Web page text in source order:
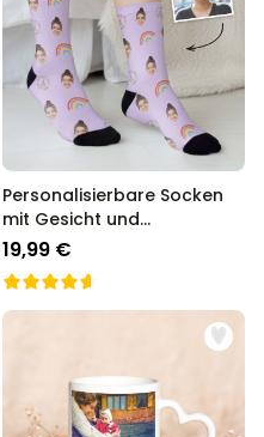
Personalisierbare Socken
mit Gesicht und
Hintergründen
19,99 €